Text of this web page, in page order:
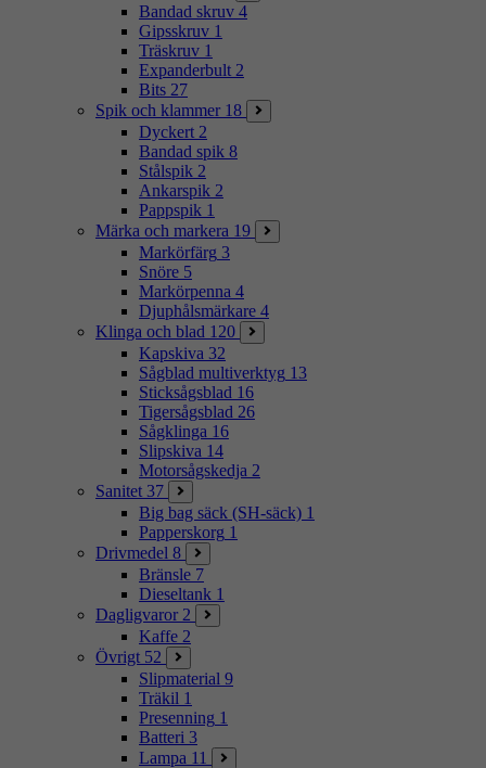
Bandad skruv 4
Gipsskruv 1
Träskruv 1
Expanderbult 2
Bits 27
Spik och klammer 18
Dyckert 2
Bandad spik 8
Stålspik 2
Ankarspik 2
Pappspik 1
Märka och markera 19
Markörfärg 3
Snöre 5
Markörpenna 4
Djuphålsmärkare 4
Klinga och blad 120
Kapskiva 32
Sågblad multiverktyg 13
Sticksågsblad 16
Tigersågsblad 26
Sågklinga 16
Slipskiva 14
Motorsågskedja 2
Sanitet 37
Big bag säck (SH-säck) 1
Papperskorg 1
Drivmedel 8
Bränsle 7
Dieseltank 1
Dagligvaror 2
Kaffe 2
Övrigt 52
Slipmaterial 9
Träkil 1
Presenning 1
Batteri 3
Lampa 11